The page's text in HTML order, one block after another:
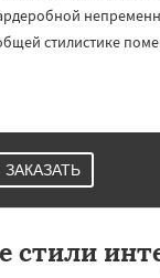
стилистике
ЗАКАЗАТЬ
стили